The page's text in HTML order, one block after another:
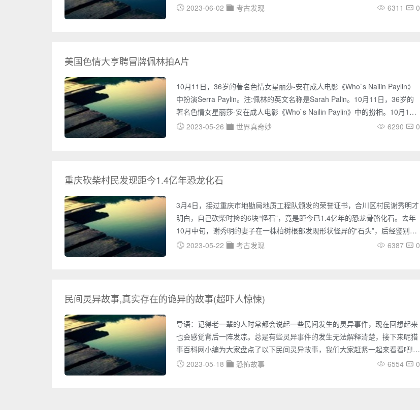
筑只能根据建筑形式推断其建造年代，其中后殿为金代，后殿的东朵殿是元代
头卷杀较急，无普拍方，阑
6311 0
2023-06-02 考古发现
美国色情大亨聘冒牌佩林拍A片
10月11日，36岁的著名色情女星丽莎-安在成人电影《Who`s Nailin Paylin》
中扮演Serra Paylin。注:佩林的英文名称是Sarah Palin。10月11日，36岁的
著名色情女星丽莎-安在成人电影《Who`s Nailin Paylin》中的扮相。10月11
日，美国《好色客》杂志老板、铁杆民主党人拉里·弗林特为了打击共和党士
6290 0
2023-05-26 世界真奇妙
重庆砍柴村民发现距今1.4亿年恐龙化石
3月4日，接过重庆市地勘局地质工程队颁发的荣誉证书，合川区村民谢秀明才
明白，自己砍柴时捡的6块“怪石”，竟是距今已1.4亿年的恐龙骨骼化石。去年
10月中旬，谢秀明的妻子在一株柏树根部发现形状怪异的“石头”，后经鉴别，
该化石属恐龙后腿骨化石。目前，这批恐龙化石由重庆市地勘局进行保护、鉴
6387 0
2023-05-22 考古发现
民间灵异故事,真实存在的诡异的故事(超吓人惊悚)
导语：记得老一辈的人时常都会说起一些民间发生的灵异事件，现在回想起来
也会感觉背后一阵发凉。总是有些灵异事件的发生无法解释清楚，接下来呢猎
事百科网小编为大家盘点了以下民间灵异故事，我们大家赶紧一起来看看吧!说
不定有你喜欢的民间灵异故事哟~~民间灵异故事一、拳打恶鬼这个故事是我爷
6554 0
2023-05-18 恐怖故事